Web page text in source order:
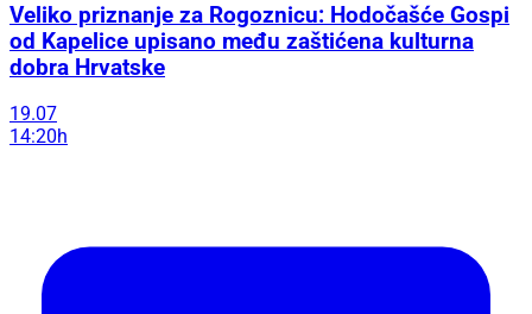
Veliko priznanje za Rogoznicu: Hodočašće Gospi
od Kapelice upisano među zaštićena kulturna
dobra Hrvatske
19.07
14:20h